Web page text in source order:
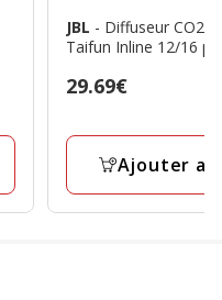
JBL - Diffuseur CO2
Taifun Inline 12/16
Prix
29.69€
Ajouter